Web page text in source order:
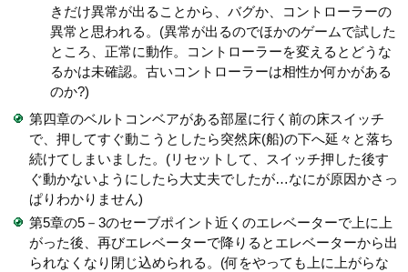
きだけ異常が出ることから、バグか、コントローラーの
異常と思われる。(異常が出るのでほかのゲームで試した
ところ、正常に動作。コントローラーを変えるとどうな
るかは未確認。古いコントローラーは相性か何かがある
のか?)
第四章のベルトコンベアがある部屋に行く前の床スイッチ
で、押してすぐ動こうとしたら突然床(船)の下へ延々と落ち
続けてしまいました。(リセットして、スイッチ押した後す
ぐ動かないようにしたら大丈夫でしたが…なにが原因かさっ
ぱりわかりません)
第5章の5－3のセーブポイント近くのエレベーターで上に上
がった後、再びエレベーターで降りるとエレベーターから出
られなくなり閉じ込められる。(何をやっても上に上がらな